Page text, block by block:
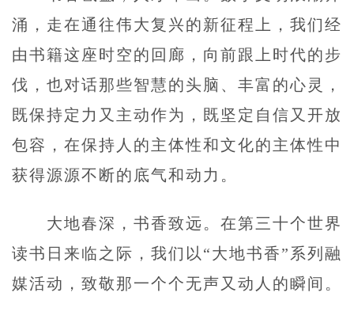
涌，走在通往伟大复兴的新征程上，我们经
由书籍这座时空的回廊，向前跟上时代的步
伐，也对话那些智慧的头脑、丰富的心灵，
既保持定力又主动作为，既坚定自信又开放
包容，在保持人的主体性和文化的主体性中
获得源源不断的底气和动力。
大地春深，书香致远。在第三十个世界
读书日来临之际，我们以“大地书香”系列融
媒活动，致敬那一个个无声又动人的瞬间。